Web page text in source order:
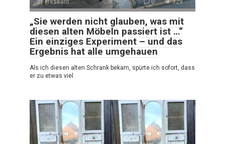
Interessant 0 329
„Sie werden nicht glauben, was mit
diesen alten Möbeln passiert ist …“
Ein einziges Experiment – und das
Ergebnis hat alle umgehauen
Als ich diesen alten Schrank bekam, spürte ich sofort, dass
er zu etwas viel